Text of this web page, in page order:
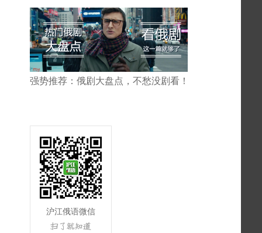
强势推荐：俄剧大盘点，不愁没剧看！
沪江俄语微信